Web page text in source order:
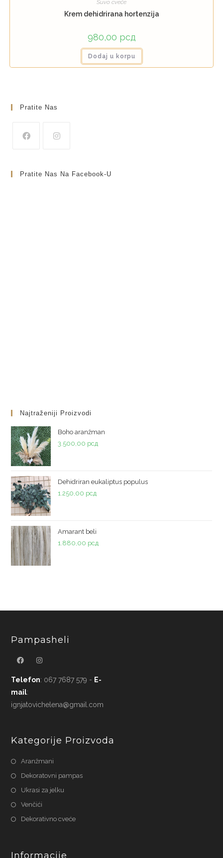
Suvo cveće
Krem dehidrirana hortenzija
980,00 рсд
Dodaj u korpu
Pratite Nas
Pratite Nas Na Facebook-U
Najtraženiji Proizvodi
Boho aranžman
3.500,00 рсд
Dehidriran eukaliptus populus
1.250,00 рсд
Amarant beli
1.880,00 рсд
Pampasheli
Telefon: 067 7687 579 - E-
mail:
ignjatovichelena@gmail.com
Kategorije Proizvoda
Aranžmani
Dekoratovni pampas
Ukrasi za jelku
Venčići
Dekorativno cveće
Informacije